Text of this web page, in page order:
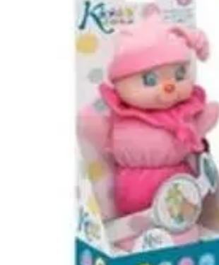
Producción de VídeosCreación de Videos
Producción de Videos
Video y Música